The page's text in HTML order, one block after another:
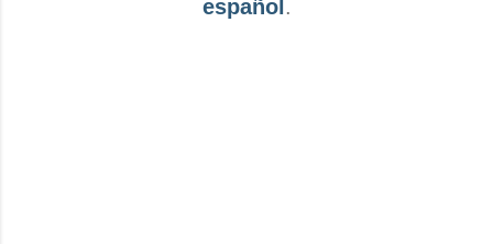
español .